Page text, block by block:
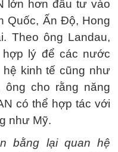
lớn hơn đầu tư vào
Quốc, Ấn Độ, Hong
Theo ông Landau,
lý để các nước
kinh tế cũng như
ông cho rằng năng
có thể hợp tác với
như Mỹ.
bằng lại quan hệ